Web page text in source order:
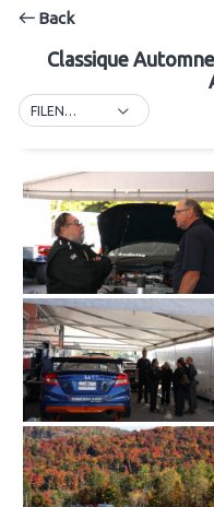
Back
Classique